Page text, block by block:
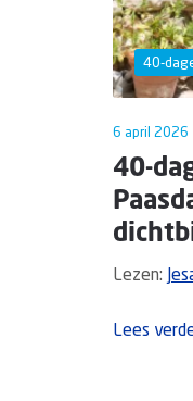
40-
6 april 2026
40-
Lezen:
Lees